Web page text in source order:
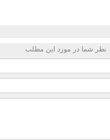
نظر شما در مورد این مطلب